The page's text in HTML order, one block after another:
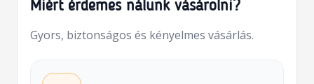
Miért érdemes nálunk vásárolni?
Gyors, biztonságos és kényelmes vásárlás.